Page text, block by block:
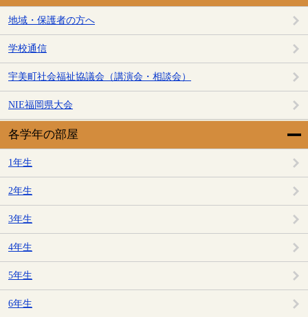
地域・保護者の方へ
学校通信
宇美町社会福祉協議会（講演会・相談会）
NIE福岡県大会
各学年の部屋
1年生
2年生
3年生
4年生
5年生
6年生